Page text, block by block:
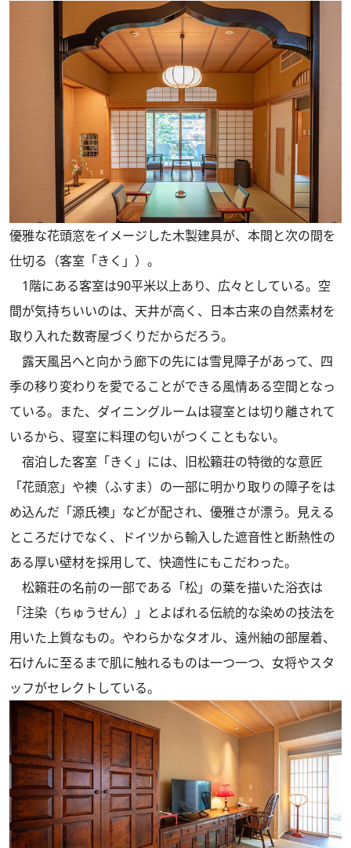
優雅な花頭窓をイメージした木製建具が、本間と次の間を
仕切る（客室「きく」）。
1階にある客室は90平米以上あり、広々としている。空
間が気持ちいいのは、天井が高く、日本古来の自然素材を
取り入れた数寄屋づくりだからだろう。
露天風呂へと向かう廊下の先には雪見障子があって、四
季の移り変わりを愛でることができる風情ある空間となっ
ている。また、ダイニングルームは寝室とは切り離されて
いるから、寝室に料理の匂いがつくこともない。
宿泊した客室「きく」には、旧松籟荘の特徴的な意匠
「花頭窓」や襖（ふすま）の一部に明かり取りの障子をは
め込んだ「源氏襖」などが配され、優雅さが漂う。見える
ところだけでなく、ドイツから輸入した遮音性と断熱性の
ある厚い壁材を採用して、快適性にもこだわった。
松籟荘の名前の一部である「松」の葉を描いた浴衣は
「注染（ちゅうせん）」とよばれる伝統的な染めの技法を
用いた上質なもの。やわらかなタオル、遠州紬の部屋着、
石けんに至るまで肌に触れるものは一つ一つ、女将やスタ
ッフがセレクトしている。